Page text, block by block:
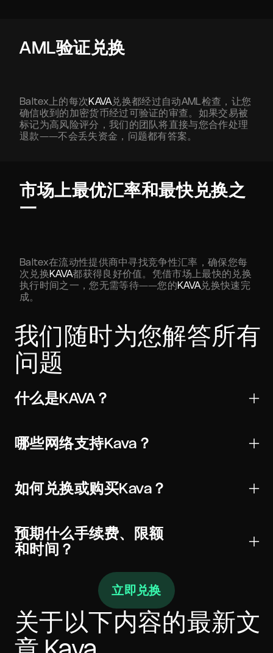
AML验证兑换
Baltex上的每次KAVA兑换都经过自动AML检查，让您
确信收到的加密货币经过可验证的审查。如果交易被
标记为高风险评分，我们的团队将直接与您合作处理
退款——不会丢失资金，问题都有答案。
市场上最优汇率和最快兑换之
一
Baltex在流动性提供商中寻找竞争性汇率，确保您每
次兑换KAVA都获得良好价值。凭借市场上最快的兑换
执行时间之一，您无需等待——您的KAVA兑换快速完
成。
我们随时为您解答所有
问题
什么是KAVA？
到主要钱包和交易所的广泛支持，可以全球发送并进行
链上验证。
哪些网络支持Kava？
件中选择正确的网络（以及适用的合约）以避免资金损
失。
如何兑换或购买Kava？
充值发送至显示的地址。经过所需确认后，Kava将发送
至您的钱包。
预期什么手续费、限额
和时间？
报价在发送前显示执行汇率、链上网络手续费和任何服
务费。最低金额随网络成本变化。大多数兑换在几分钟
内完成，具体取决于确认次数和拥塞情况。如果目标网
络要求，请包含memo/标签。
立即兑换
关于以下内容的最新文